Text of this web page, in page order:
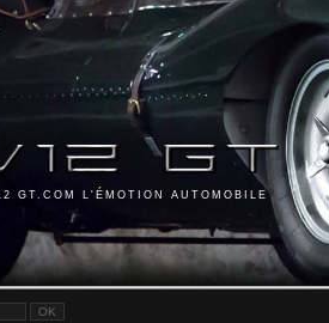
GT.COM L'ÉMOTION AUTOMOBILE